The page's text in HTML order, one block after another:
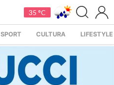
35 °C
SPORT CULTURA LIFESTYLE